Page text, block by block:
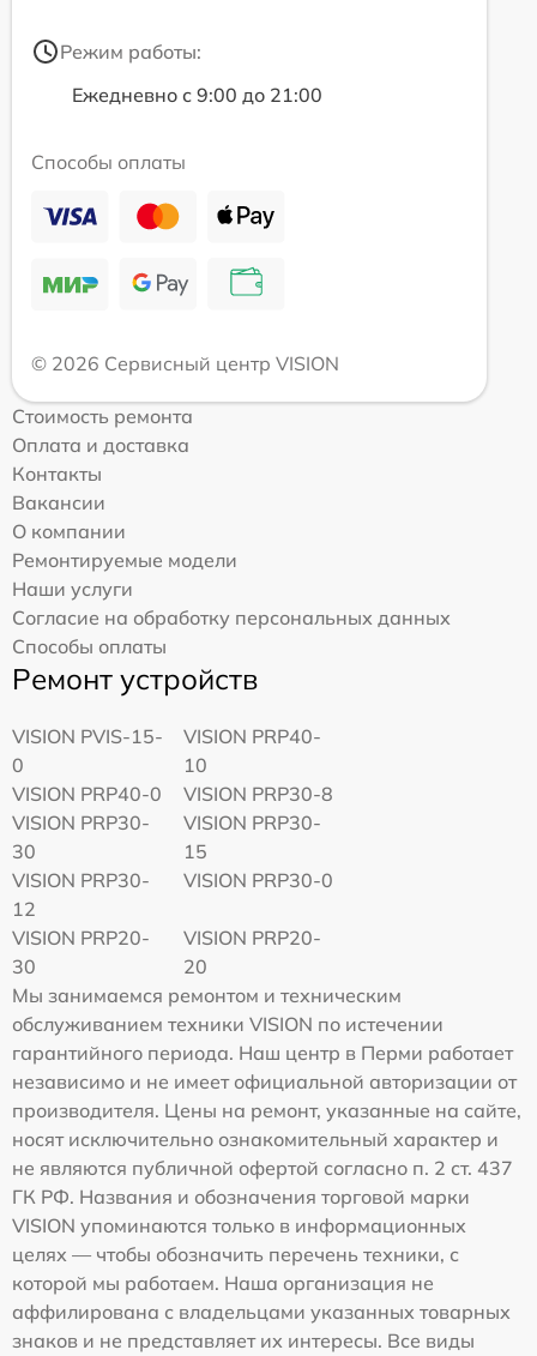
Режим работы:
Ежедневно с 9:00 до 21:00
Способы оплаты
© 2026 Сервисный центр VISION
Стоимость ремонта
Оплата и доставка
Контакты
Вакансии
О компании
Ремонтируемые модели
Наши услуги
Согласие на обработку персональных данных
Способы оплаты
Ремонт устройств
VISION PVIS-15-
0
VISION PRP40-
10
VISION PRP40-0
VISION PRP30-8
VISION PRP30-
30
VISION PRP30-
15
VISION PRP30-
12
VISION PRP30-0
VISION PRP20-
30
VISION PRP20-
20
Мы занимаемся ремонтом и техническим
обслуживанием техники VISION по истечении
гарантийного периода. Наш центр в Перми работает
независимо и не имеет официальной авторизации от
производителя. Цены на ремонт, указанные на сайте,
носят исключительно ознакомительный характер и
не являются публичной офертой согласно п. 2 ст. 437
ГК РФ. Названия и обозначения торговой марки
VISION упоминаются только в информационных
целях — чтобы обозначить перечень техники, с
которой мы работаем. Наша организация не
аффилирована с владельцами указанных товарных
знаков и не представляет их интересы. Все виды